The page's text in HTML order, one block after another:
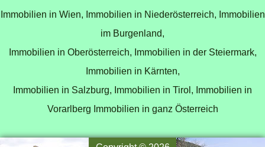
Immobilien in Wien, Immobilien in Niederösterreich, Immobilien
im Burgenland,
Immobilien in Oberösterreich, Immobilien in der Steiermark,
Immobilien in Kärnten,
Immobilien in Salzburg, Immobilien in Tirol, Immobilien in
Vorarlberg Immobilien in ganz Österreich